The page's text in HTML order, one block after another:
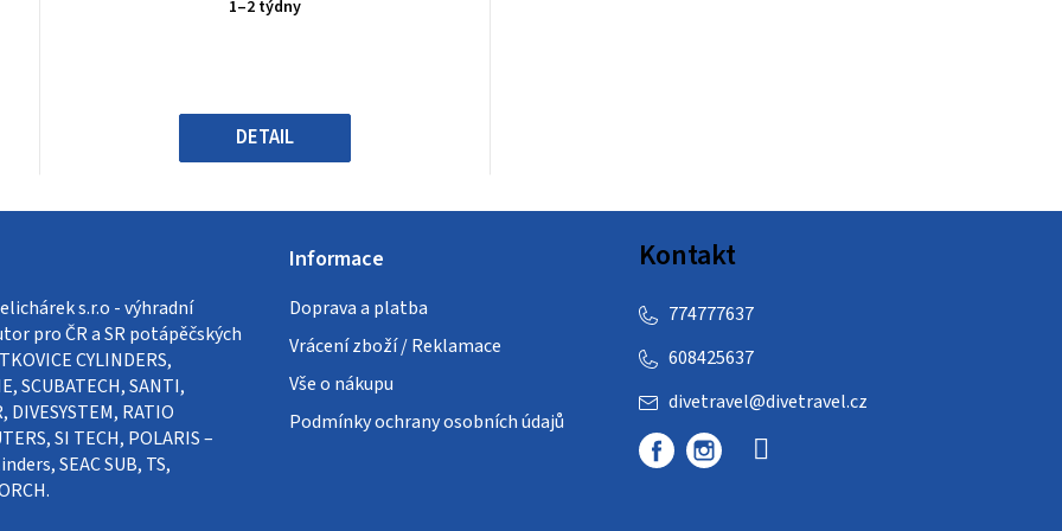
hvězdiček.
1–2 týdny
DETAIL
s.r.o - výhradní
pro ČR a SR potápěčských
CYLINDERS,
SCUBATECH, SANTI,
DIVESYSTEM, RATIO
SI TECH, POLARIS –
SEAC SUB, TS,
Informace
Doprava a platba
Vrácení zboží / Reklamace
Vše o nákupu
Podmínky ochrany osobních údajů
Kontakt
divetravel@divetravel.cz
608425637
774777637